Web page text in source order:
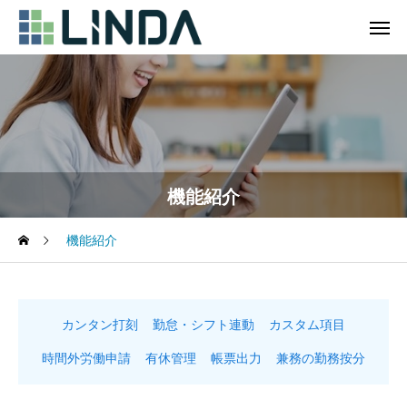
機能紹介
機能紹介
カンタン打刻 勤怠・シフト連動 カスタム項目
時間外労働申請 有休管理 帳票出力 兼務の勤務按分